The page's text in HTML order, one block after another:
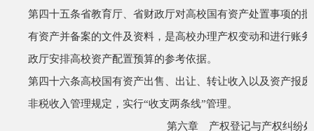
第四十五条省教育厅、省财政厅对高校国有资产处置事项的
有资产并备案的文件及资料，是高校办理产权变动和进行账
政厅安排高校资产配置预算的参考依据。
第四十六条高校国有资产出售、出让、转让收入以及资产报
非税收入管理规定，实行“收支两条线”管理。
第六章 产权登记与产权纠纷